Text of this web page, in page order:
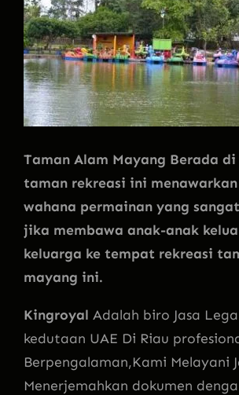
Taman Alam Mayang Berada di
taman rekreasi ini
wahana permainan yang
jika membawa anak-anak
keluarga ke tempat rekreasi
mayang ini.
Kingroyal Adalah biro Jasa
kedutaan UAE Di Riau
Berpengalaman,Kami Melayani
Menerjemahkan dokumen